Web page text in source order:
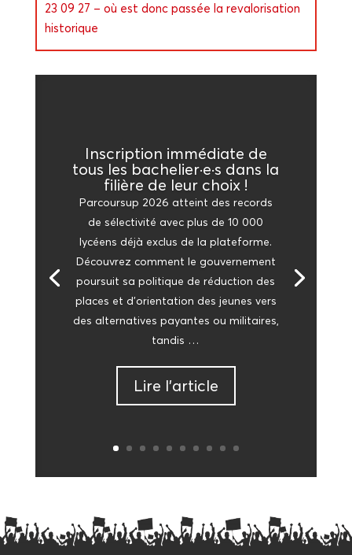
23 09 27 – où est donc pas­sée la reva­lo­ri­sa­tion
historique
Ins­crip­tion immé­diate de
tous les bachelier·e·s dans la
filière de leur choix !
Par­cour­sup 2026 atteint des records
de sélec­ti­vi­té avec plus de 10 000
lycéens déjà exclus de la pla­te­forme.
Décou­vrez com­ment le gou­ver­ne­ment
pour­suit sa poli­tique de réduc­tion des
places et d’o­rien­ta­tion des jeunes vers
des alter­na­tives payantes ou mili­taires,
tandis …
Lire l’ar­ticle